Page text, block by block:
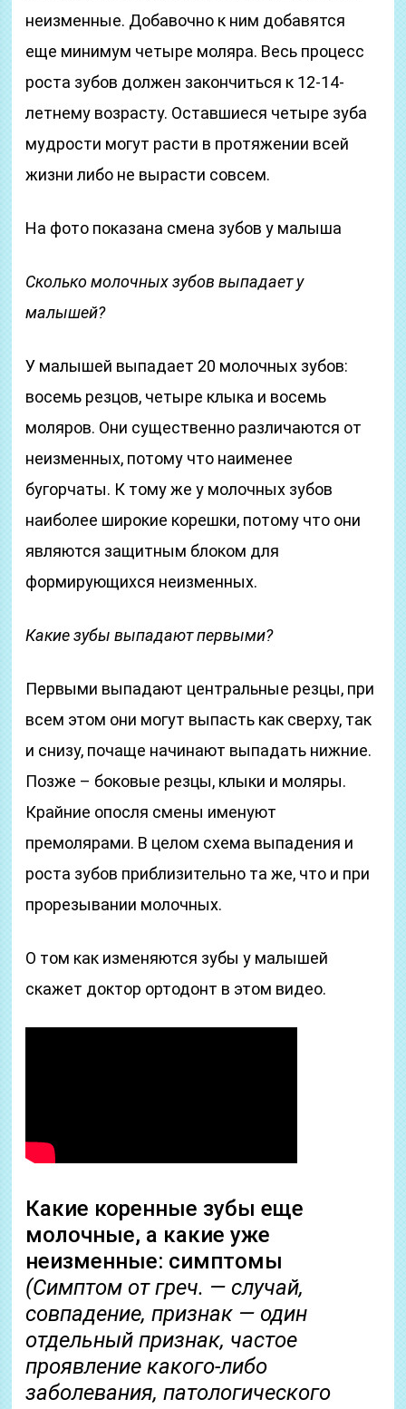
неизменные. Добавочно к ним добавятся
еще минимум четыре моляра. Весь процесс
роста зубов должен закончиться к 12-14-
летнему возрасту. Оставшиеся четыре зуба
мудрости могут расти в протяжении всей
жизни либо не вырасти совсем.
На фото показана смена зубов у малыша
Сколько молочных зубов выпадает у
малышей?
У малышей выпадает 20 молочных зубов:
восемь резцов, четыре клыка и восемь
моляров. Они существенно различаются от
неизменных, потому что наименее
бугорчаты. К тому же у молочных зубов
наиболее широкие корешки, потому что они
являются защитным блоком для
формирующихся неизменных.
Какие зубы выпадают первыми?
Первыми выпадают центральные резцы, при
всем этом они могут выпасть как сверху, так
и снизу, почаще начинают выпадать нижние.
Позже – боковые резцы, клыки и моляры.
Крайние опосля смены именуют
премолярами. В целом схема выпадения и
роста зубов приблизительно та же, что и при
прорезывании молочных.
О том как изменяются зубы у малышей
скажет доктор ортодонт в этом видео.
Какие коренные зубы еще
молочные, а какие уже
неизменные: симптомы
(Симптом от греч. — случай,
совпадение, признак — один
отдельный признак, частое
проявление какого-либо
заболевания, патологического